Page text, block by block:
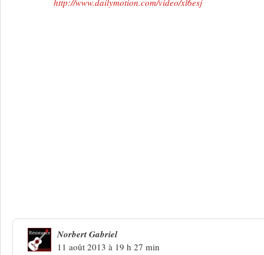
Norbert Gabriel
11 août 2013 à 19 h 27 min